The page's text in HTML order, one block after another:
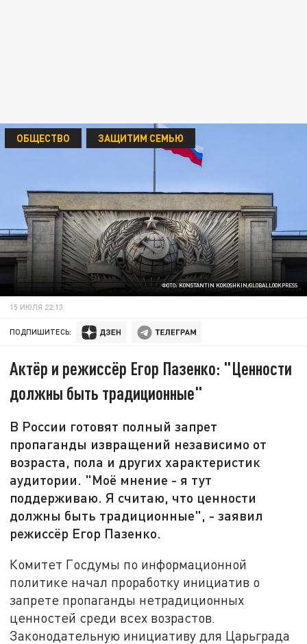
ФОТО: KONSTANTIN KOKOSHKIN/GLOBALLOOKPRESS
ОБЩЕСТВО ЗАЩИТИМ СЕМЬЮ
15 ИЮЛЯ 22:13
ПОДПИШИТЕСЬ:
Актёр и режиссёр Егор Пазенко: "Ценности
должны быть традиционные"
В России готовят полный запрет
пропаганды извращений независимо от
возраста, пола и других характеристик
аудитории. "Моё мнение - я тут
поддерживаю. Я считаю, что ценности
должны быть традиционные", - заявил
режиссёр Егор Пазенко.
Комитет Госдумы по информационной
политике начал проработку инициатив о
запрете пропаганды нетрадиционных
ценностей среди всех возрастов.
Законодательную инициативу для Царьграда